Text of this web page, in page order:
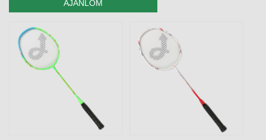
AJÁNLOM